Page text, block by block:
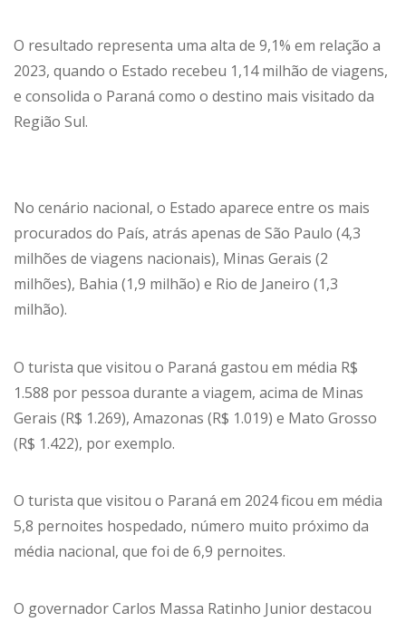
O resultado representa uma alta de 9,1% em relação a
2023, quando o Estado recebeu 1,14 milhão de viagens,
e consolida o Paraná como o destino mais visitado da
Região Sul.
No cenário nacional, o Estado aparece entre os mais
procurados do País, atrás apenas de São Paulo (4,3
milhões de viagens nacionais), Minas Gerais (2
milhões), Bahia (1,9 milhão) e Rio de Janeiro (1,3
milhão).
O turista que visitou o Paraná gastou em média R$
1.588 por pessoa durante a viagem, acima de Minas
Gerais (R$ 1.269), Amazonas (R$ 1.019) e Mato Grosso
(R$ 1.422), por exemplo.
O turista que visitou o Paraná em 2024 ficou em média
5,8 pernoites hospedado, número muito próximo da
média nacional, que foi de 6,9 pernoites.
O governador Carlos Massa Ratinho Junior destacou